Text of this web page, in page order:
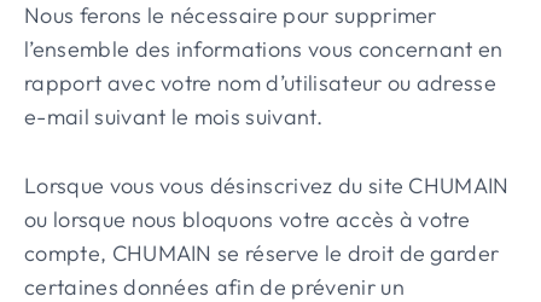
Nous ferons le nécessaire pour supprimer
l’ensemble des informations vous concernant en
rapport avec votre nom d’utilisateur ou adresse
e-mail suivant le mois suivant.
Lorsque vous vous désinscrivez du site CHUMAIN
ou lorsque nous bloquons votre accès à votre
compte, CHUMAIN se réserve le droit de garder
certaines données afin de prévenir un